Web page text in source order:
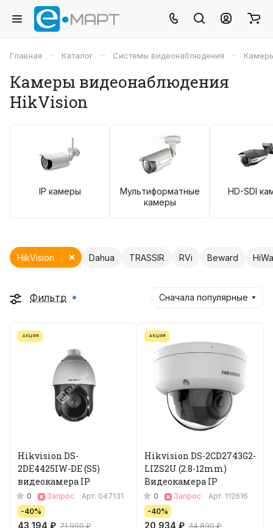
Главная – Каталог – Системы видеонаблюдения –
Камеры видеонаблюдения
HikVision
IP камеры
Мультиформатные
камеры
HD-SDI
Dahua TRASSIR RVi Beward
HikVision
Фильтр Сначала популярные
АКЦИЯ
Hikvision DS-
2DE4425IW-DE (S5)
видеокамера IP
0 Запрос Арт. 047131
-40%
43 194 ₽ 71 990 ₽
АКЦИЯ
Hikvision DS-2CD2743G2-
LIZS2U (2.8-12mm)
Видеокамера IP
0 Запрос Арт. 112616
-40%
20 934 ₽ 34 890 ₽